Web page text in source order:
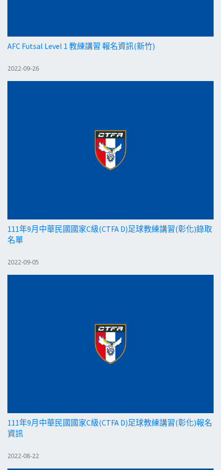
AFC Futsal Level 1 教練講習 報名資訊(新竹)
2022-09-26
111年9月中華民國國家C級(CTFA D)足球教練講習(彰化)錄取
名單
2022-09-05
111年9月中華民國國家C級(CTFA D)足球教練講習(彰化)報名
資訊
2022-08-22